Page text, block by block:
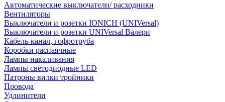
Автоматические выключатели/ расходники
Вентиляторы
Выключатели и розетки IONICH (UNIVersal)
Выключатели и розетки UNIVersal Валери
Кабель-канал, гофротруба
Коробки распаячные
Лампы накаливания
Лампы светодиодные LED
Патроны вилки тройники
Провода
Удлинители